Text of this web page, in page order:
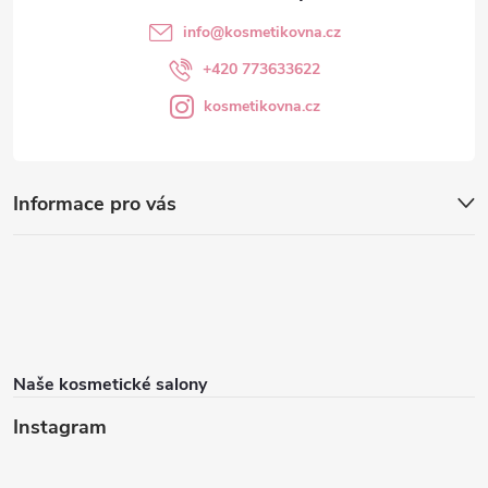
Informace pro vás
Naše kosmetické salony
Instagram
info@kosmetikovna.cz
+420 773633622
kosmetikovna.cz